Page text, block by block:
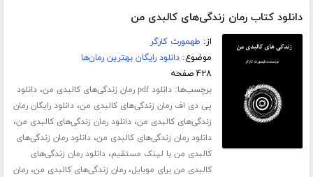
دانلود کتاب رمان زندگی‌های کالبدی من
از: طهمورث کارگر
موضوع:دانلود رایگان بهترین رمان‌ها
۴۲۸ صفحه
برچسب‌ها:دانلود pdf رمان زندگی‌های کالبدی من ،دانلود
پی دی اف رمان زندگی‌های کالبدی من،دانلود رایگان رمان
زندگی‌های کالبدی من،دانلود رمان زندگی‌های کالبدی من،
دانلود رمان زندگی‌های کالبدی من،دانلود رمان زندگی‌های
کالبدی من با لینک مستقیم،دانلود رمان زندگی‌های
کالبدی من برای موبایل،رمان زندگی‌های کالبدی من،رمان